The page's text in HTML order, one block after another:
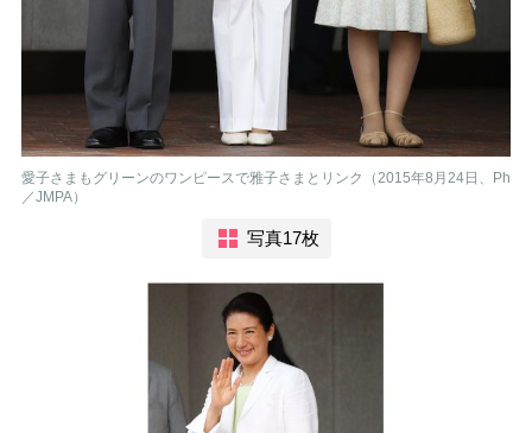
愛子さまもグリーンのワンピースで雅子さまとリンク（2015年8月24日、Ph
／JMPA）
写真17枚